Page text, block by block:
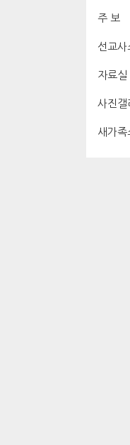
주 보
선교사
자료실
사진갤
새가족